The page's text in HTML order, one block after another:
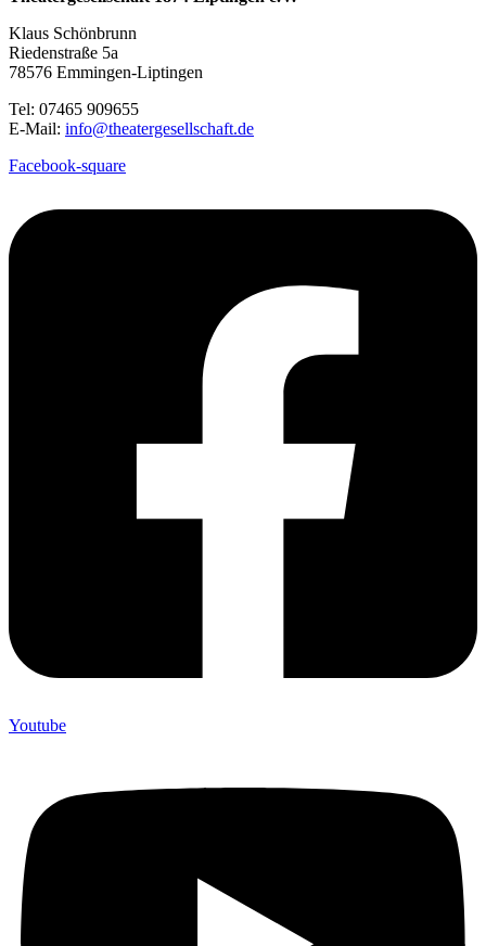
Klaus Schönbrunn
Riedenstraße 5a
78576 Emmingen-Liptingen
Tel: 07465 909655
E-Mail: info@theatergesellschaft.de
Facebook-square
Youtube